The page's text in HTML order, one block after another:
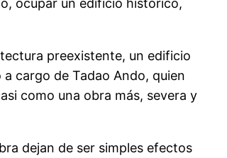
ocupar un edificio histórico,
preexistente, un edificio
cargo de Tadao Ando, quien
como una obra más, severa y
dejan de ser simples efectos